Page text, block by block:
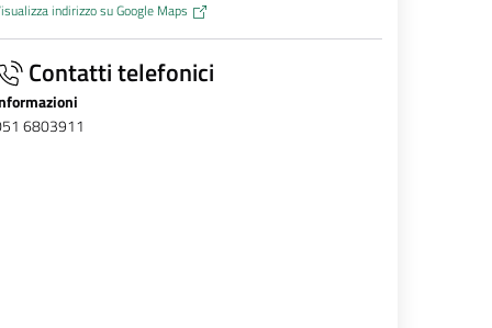
indirizzo su Google Maps
Contatti telefonici
6803911